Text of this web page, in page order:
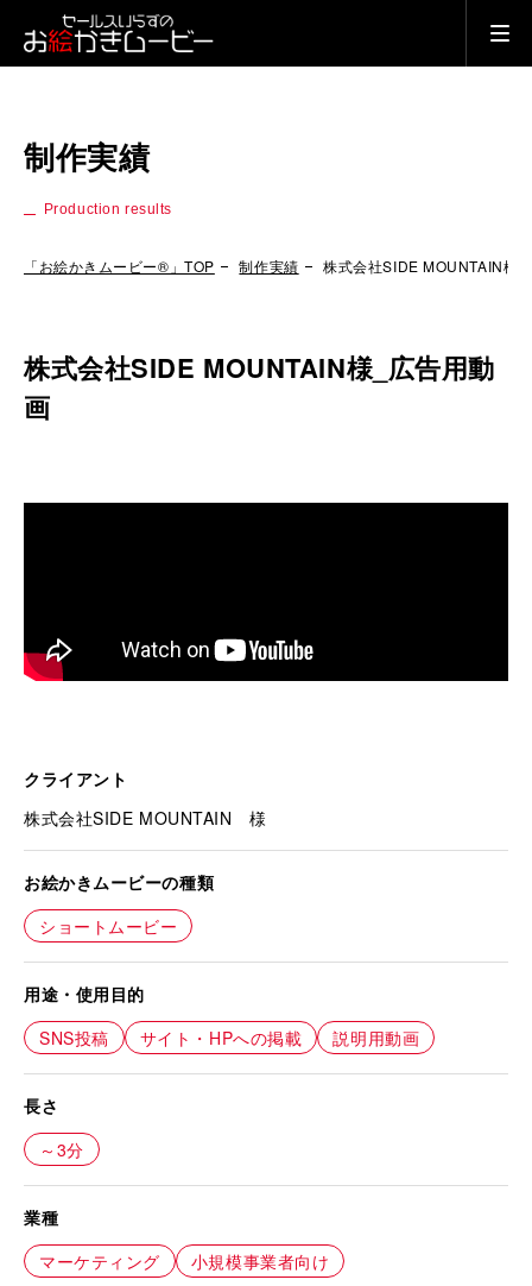
制作実績
Production results
「お絵かきムービー®」TOP 制作実績 株式会社SIDE MOUNTAIN様_
株式会社SIDE MOUNTAIN様_広告用動
画
クライアント
株式会社SIDE MOUNTAIN 様
お絵かきムービーの種類
ショートムービー
用途・使用目的
SNS投稿
サイト・HPへの掲載 説明用動画
長さ
～3分
業種
マーケティング
小規模事業者向け